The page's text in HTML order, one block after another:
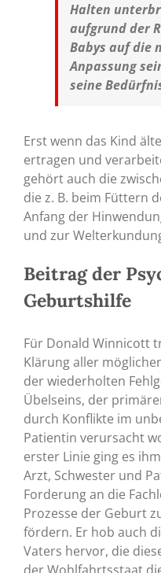
Halten
aufgrund der
Babys auf die
Anpassung
seine
Erst wenn das Kind
ertragen und
gehört auch die
die z. B. beim Füttern
Anfang der
und zur
Beitrag der
Geburtshilfe
Für Donald Winnicott
Klärung aller
der wiederholten
Übelseins, der
durch Konflikte im
Patientin verursacht
erster Linie ging es
Arzt, Schwester und
Forderung an die
Prozesse der Geburt
fördern. Er hob auch
Vaters hervor, die